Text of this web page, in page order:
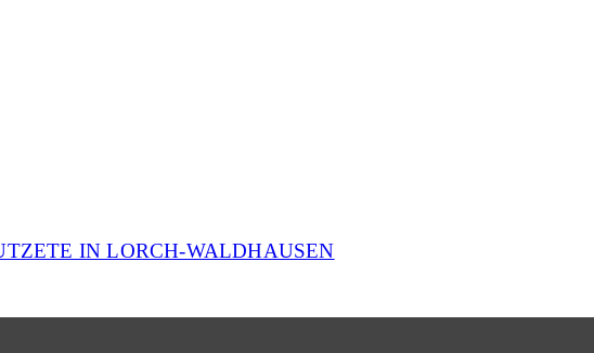
IN LORCH-WALDHAUSEN